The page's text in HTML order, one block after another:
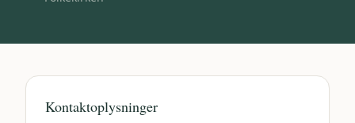
Kontaktoplysninger